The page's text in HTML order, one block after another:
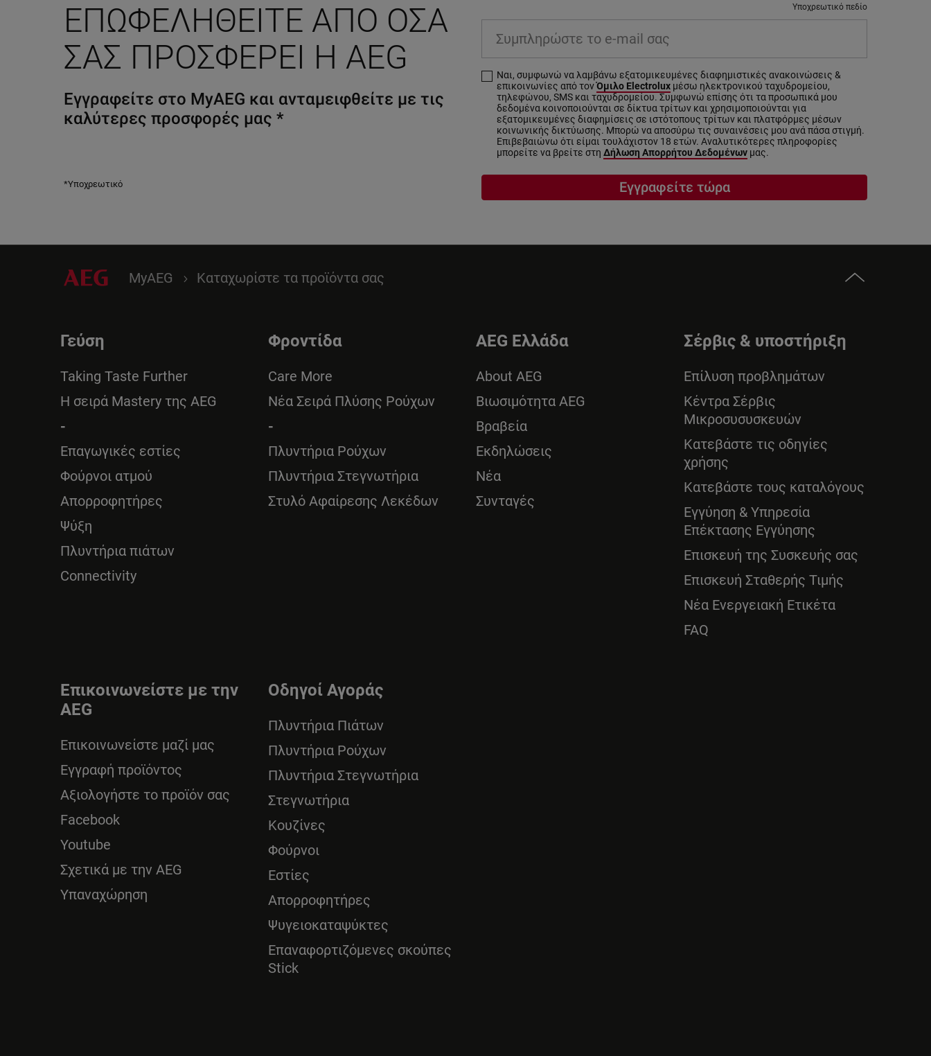
ΕΠΩΦΕΛΗΘΕΊΤΕ ΑΠΌ ΌΣΑ
ΣΑΣ ΠΡΟΣΦΈΡΕΙ Η AEG
Εγγραφείτε στο MyAEG και ανταμειφθείτε με τις
καλύτερες προσφορές μας *
*Υποχρεωτικό
Υποχρεωτικό πεδίο
Ναι, συμφωνώ να λαμβάνω εξατομικευμένες διαφημιστικές ανακοινώσεις &
επικοινωνίες από τονΌμιλο Electrolux μέσω ηλεκτρονικού ταχυδρομείου,
τηλεφώνου, SMS και ταχυδρομείου. Συμφωνώ επίσης ότι τα προσωπικά μου
δεδομένα κοινοποιούνται σε δίκτυα τρίτων και χρησιμοποιούνται για
εξατομικευμένες διαφημίσεις σε ιστότοπους τρίτων και πλατφόρμες μέσων
κοινωνικής δικτύωσης. Μπορώ να αποσύρω τις συναινέσεις μου ανά πάσα στιγμή.
Επιβεβαιώνω ότι είμαι τουλάχιστον 18 ετών. Αναλυτικότερες πληροφορίες
μπορείτε να βρείτε στη Δήλωση Απορρήτου Δεδομένων μας.
Εγγραφείτε τώρα
MyAEG Καταχωρίστε τα προϊόντα σας
Γεύση
Taking Taste Further
Η σειρά Mastery της AEG
-
Επαγωγικές εστίες
Φούρνοι ατμού
Απορροφητήρες
Ψύξη
Πλυντήρια πιάτων
Connectivity
Φροντίδα
Care More
Νέα Σειρά Πλύσης Ρούχων
-
Πλυντήρια Ρούχων
Πλυντήρια Στεγνωτήρια
Στυλό Αφαίρεσης Λεκέδων
AEG Ελλάδα
About AEG
Βιωσιμότητα AEG
Βραβεία
Εκδηλώσεις
Νέα
Συνταγές
Σέρβις & υποστήριξη
Επίλυση προβλημάτων
Κέντρα Σέρβις
Μικροσυσυσκευών
Κατεβάστε τις οδηγίες
χρήσης
Κατεβάστε τους καταλόγους
Εγγύηση & Υπηρεσία
Επέκτασης Εγγύησης
Επισκευή της Συσκευής σας
Επισκευή Σταθερής Τιμής
Νέα Ενεργειακή Ετικέτα
FAQ
Επικοινωνείστε με την
AEG
Επικοινωνείστε μαζί μας
Εγγραφή προϊόντος
Αξιολογήστε το προϊόν σας
Facebook
Youtube
Σχετικά με την AEG
Υπαναχώρηση
Οδηγοί Αγοράς
Πλυντήρια Πιάτων
Πλυντήρια Ρούχων
Πλυντήρια Στεγνωτήρια
Στεγνωτήρια
Κουζίνες
Φούρνοι
Εστίες
Απορροφητήρες
Ψυγειοκαταψύκτες
Επαναφορτιζόμενες σκούπες
Stick